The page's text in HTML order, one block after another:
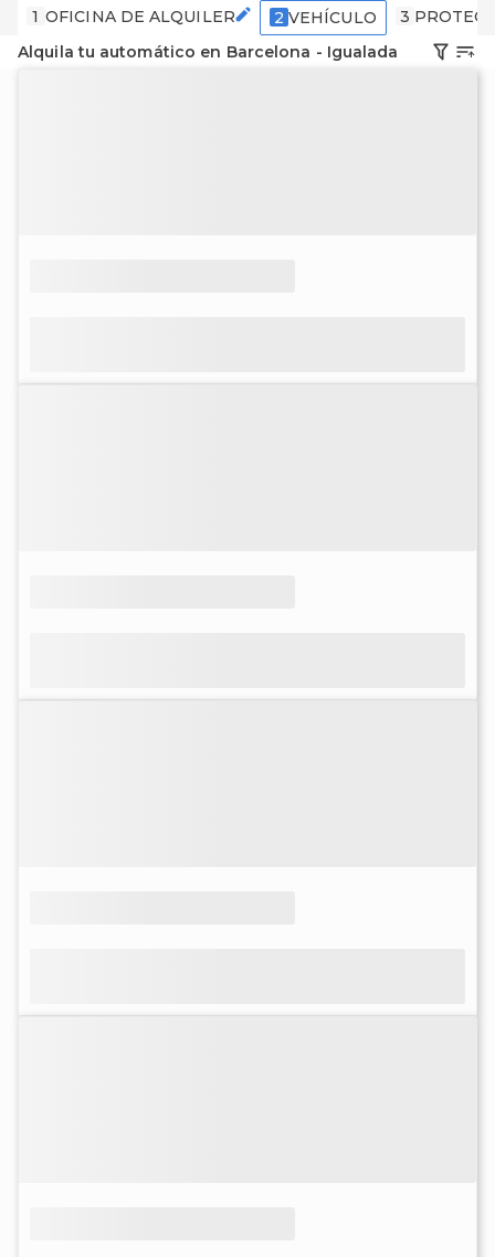
1 OFICINA DE ALQUILER 2 VEHÍCULO 3
Alquila tu automático en Barcelona - Igualada